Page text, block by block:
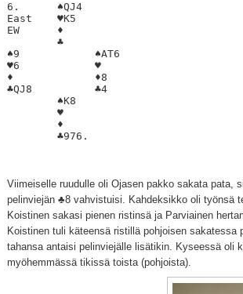
6.      ♠QJ4
East    ♥K5
EW      ♦
        ♣
♠9            ♠AT6
♥6            ♥
♦             ♦8
♣QJ8          ♣4
        ♠K8
        ♥
        ♦
        ♣976.
Viimeiselle ruudulle oli Ojasen pakko sakata pata,
pelinviejän ♣8 vahvistuisi. Kahdeksikko oli työnsä
Koistinen sakasi pienen ristinsä ja Parviainen
Koistinen tuli käteensä ristillä pohjoisen
tahansa antaisi pelinviejälle lisätikin. Kyseessä oli
myöhemmässä tikissä toista (pohjoista).